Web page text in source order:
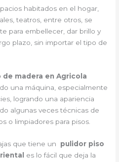
habitados en el hogar,
teatros, entre otros, se
para embellecer, dar brillo y
plazo, sin importar el tipo de
de madera en Agricola
una máquina, especialmente
logrando una apariencia
algunas veces técnicas de
o limpiadores para pisos.
que tiene un pulidor piso
es lo fácil que deja la